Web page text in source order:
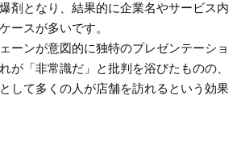
剤となり、結果的に企業名やサービス内
ースが多いです。
ーンが意図的に独特のプレゼンテーショ
が「非常識だ」と批判を浴びたものの、
して多くの人が店舗を訪れるという効果